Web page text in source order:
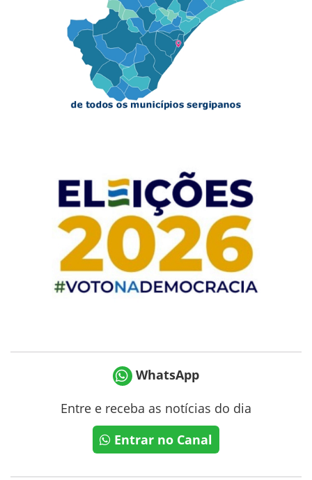
WhatsApp
Entre e receba as notícias do dia
Entrar no Canal